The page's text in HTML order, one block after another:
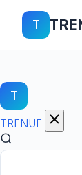
T
T
TRENUE